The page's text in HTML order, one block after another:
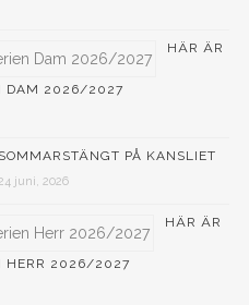
HÄR ÄR
DAM 2026/2027
SOMMARSTÄNGT PÅ KANSLIET
juni, 2026
HÄR ÄR
HERR 2026/2027